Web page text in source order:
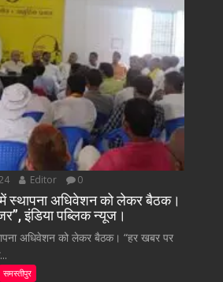
Editor 0
स्थापना अधिवेशन को लेकर बैठक।
इंडिया पब्लिक न्यूज।
अधिवेशन को लेकर बैठक। “हर खबर पर
समस्तीपुर